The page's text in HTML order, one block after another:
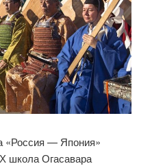
«Россия — Япония»
школа Огасавара